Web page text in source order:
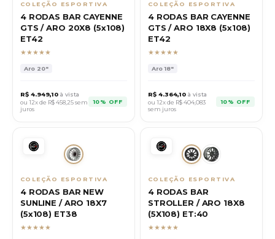
COLEÇÃO ESPORTIVA
4 RODAS BAR CAYENNE
GTS / ARO 20X8 (5x108)
ET42
★★★★★
Aro 20"
R$ 4.949,10 à vista
ou 12x de R$458,25sem
juros
10% OFF
COLEÇÃO ESPORTIVA
4 RODAS BAR CAYENNE
GTS / ARO 18X8 (5x108)
ET42
★★★★★
Aro18"
R$ 4.364,10 à vista
ou 12x de R$404,083
sem juros
10% OFF
COLEÇÃO ESPORTIVA
4 RODAS BAR NEW
SUNLINE / ARO 18X7
(5x108) ET38
★★★★★
COLEÇÃO ESPORTIVA
4 RODAS BAR
STROLLER / ARO 18X8
(5X108) ET:40
★★★★★